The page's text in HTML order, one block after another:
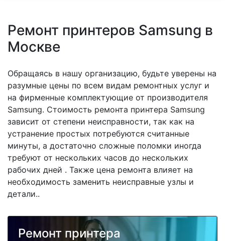
Ремонт принтеров Samsung в
Москве
Обращаясь в нашу организацию, будьте уверены на
разумные цены по всем видам ремонтных услуг и
на фирменные комплектующие от производителя
Samsung. Стоимость ремонта принтера Samsung
зависит от степени неисправности, так как на
устранение простых потребуются считанные
минуты, а достаточно сложные поломки иногда
требуют от нескольких часов до нескольких
рабочих дней . Также цена ремонта влияет на
необходимость заменить неисправные узлы и
детали..
Ремонт принтера